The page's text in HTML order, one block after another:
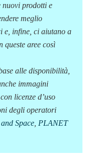
nuovi prodotti e
meglio
e, infine, ci aiutano a
queste aree così
alle disponibilità,
immagini
licenze d’uso
degli operatori
Space PLANET